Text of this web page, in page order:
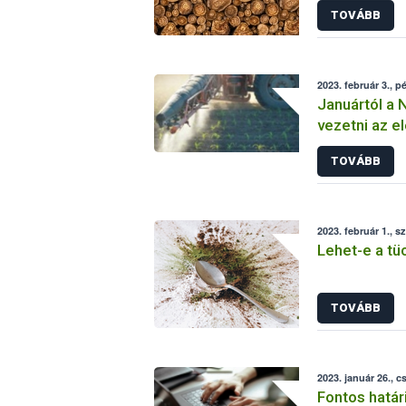
TOVÁBB
2023. február 3.,
Januártól a
vezetni az
naplót
TOVÁBB
2023. február 1.,
Lehet-e a
TOVÁBB
2023. január 26.,
Fontos